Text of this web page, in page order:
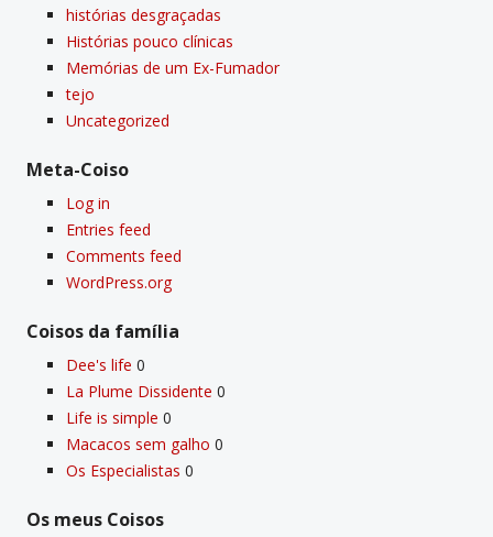
histórias desgraçadas
Histórias pouco clí­nicas
Memórias de um Ex-Fumador
tejo
Uncategorized
Meta-Coiso
Log in
Entries feed
Comments feed
WordPress.org
Coisos da famí­lia
Dee's life 0
La Plume Dissidente 0
Life is simple 0
Macacos sem galho 0
Os Especialistas 0
Os meus Coisos